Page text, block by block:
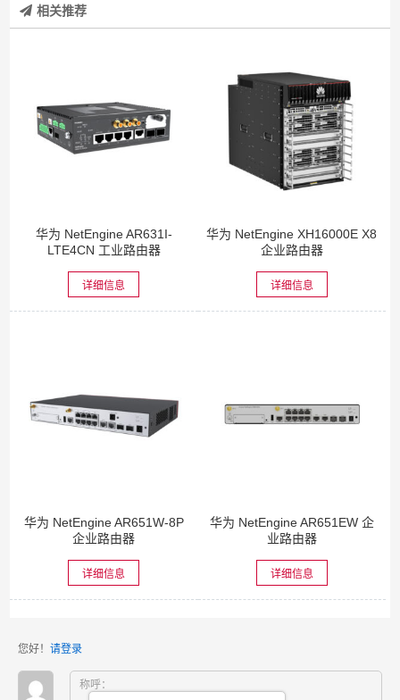
相关推荐
华为 NetEngine AR631I-
LTE4CN 工业路由器
详细信息
华为 NetEngine XH16000E X8
企业路由器
详细信息
华为 NetEngine AR651W-8P
企业路由器
详细信息
华为 NetEngine AR651EW 企
业路由器
详细信息
您好！ 请登录
称呼：